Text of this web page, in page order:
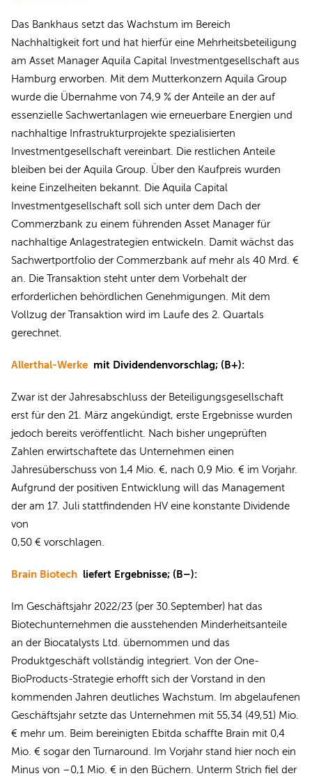
Das Bankhaus setzt das Wachstum im Bereich
Nachhaltigkeit fort und hat hierfür eine Mehrheitsbeteiligung
am Asset Manager Aquila Capital Investmentgesellschaft aus
Hamburg erworben. Mit dem Mutterkonzern Aquila Group
wurde die Übernahme von 74,9 % der Anteile an der auf
essenzielle Sachwertanlagen wie erneuerbare Energien und
nachhaltige Infrastrukturprojekte spezialisierten
Investmentgesellschaft vereinbart. Die restlichen Anteile
bleiben bei der Aquila Group. Über den Kaufpreis wurden
keine Einzelheiten bekannt. Die Aquila Capital
Investmentgesellschaft soll sich unter dem Dach der
Commerzbank zu einem führenden Asset Manager für
nachhaltige Anlagestrategien entwickeln. Damit wächst das
Sachwertportfolio der Commerzbank auf mehr als 40 Mrd. €
an. Die Transaktion steht unter dem Vorbehalt der
erforderlichen behördlichen Genehmigungen. Mit dem
Vollzug der Transaktion wird im Laufe des 2. Quartals
gerechnet.
Allerthal-Werke mit Dividendenvorschlag; (B+):
Zwar ist der Jahresabschluss der Beteiligungsgesellschaft
erst für den 21. März angekündigt, erste Ergebnisse wurden
jedoch bereits veröffentlicht. Nach bisher ungeprüften
Zahlen erwirtschaftete das Unternehmen einen
Jahresüberschuss von 1,4 Mio. €, nach 0,9 Mio. € im Vorjahr.
Aufgrund der positiven Entwicklung will das Management
der am 17. Juli stattfindenden HV eine konstante Dividende
von
0,50 € vorschlagen.
Brain Biotech liefert Ergebnisse; (B–):
Im Geschäftsjahr 2022/23 (per 30.September) hat das
Biotechunternehmen die ausstehenden Minderheitsanteile
an der Biocatalysts Ltd. übernommen und das
Produktgeschäft vollständig integriert. Von der One-
BioProducts-Strategie erhofft sich der Vorstand in den
kommenden Jahren deutliches Wachstum. Im abgelaufenen
Geschäftsjahr setzte das Unternehmen mit 55,34 (49,51) Mio.
€ mehr um. Beim bereinigten Ebitda schaffte Brain mit 0,4
Mio. € sogar den Turnaround. Im Vorjahr stand hier noch ein
Minus von –0,1 Mio. € in den Büchern. Unterm Strich fiel der